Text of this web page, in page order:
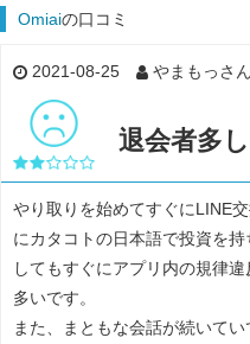
Omiaiの口コミ
2021-08-25 やまもっさん
退会者多し
やり取りを始めてすぐにLINE
にカタコトの日本語で投資を
してもすぐにアプリ内の規律
多いです。
また、まともな会話が続いて